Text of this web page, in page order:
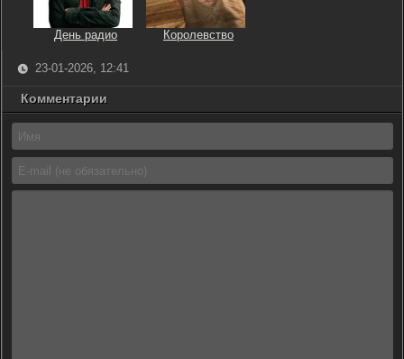
День радио Королевство
23-01-2026, 12:41
Комментарии